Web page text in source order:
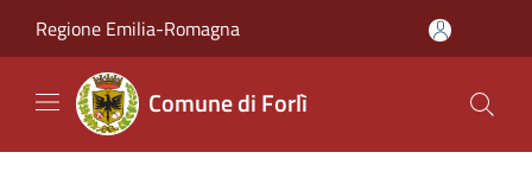
Regione Emilia-Romagna
Comune di Forlì